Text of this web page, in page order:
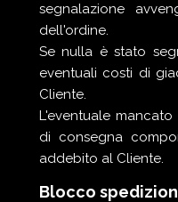
segnalazione
dell'ordine.
Se nulla è stato
eventuali costi di
Cliente.
L'eventuale
di consegna
addebito al Cliente.
Blocco